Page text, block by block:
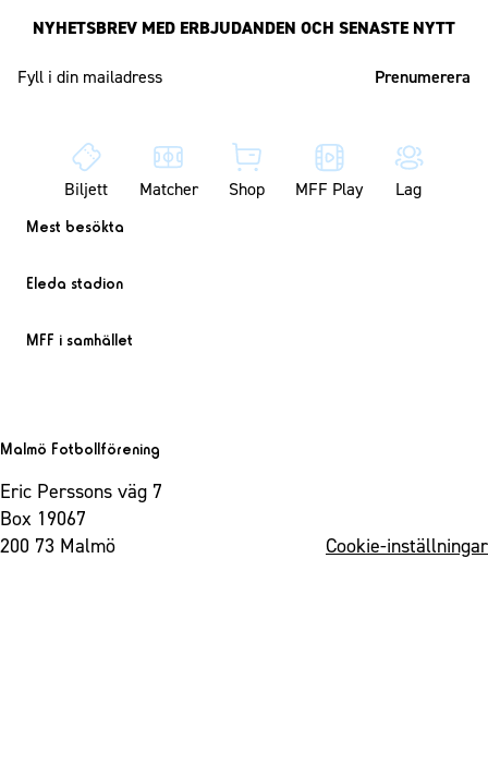
NYHETSBREV MED ERBJUDANDEN OCH SENASTE NYTT
Biljett Matcher Shop MFF Play Lag
Mest besökta
Eleda stadion
MFF i samhället
Malmö Fotbollförening
Eric Perssons väg 7
Box 19067
200 73 Malmö
Cookie-inställningar